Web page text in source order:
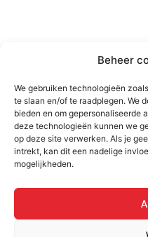
Beheer
We gebruiken technologieën
te slaan en/of te raadplegen. We
bieden en om gepersonaliseerde
deze technologieën kunnen we
op deze site verwerken. Als je
intrekt, kan dit een nadelige
mogelijkheden.